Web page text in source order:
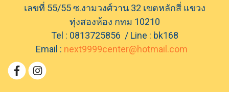
เลขที่ 55/55 ซ.งามวงศ์วาน 32 เขตหลักสี่ แขวง
ทุ่งสองห้อง กทม 10210
Tel : 0813725856 / Line : bk168
Email : next9999center@hotmail.com